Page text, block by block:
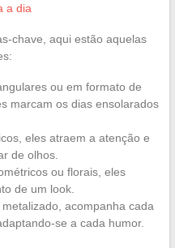
a dia
chave, aqui estão aquelas
ou em formato de
marcam os dias ensolarados
eles atraem a atenção e
de olhos.
ou florais, eles
de um look.
acompanha cada
se a cada humor.